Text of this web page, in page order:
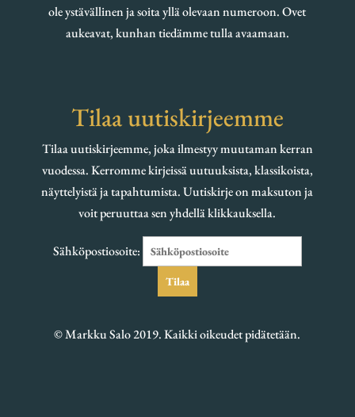
ole ystävällinen ja soita yllä olevaan numeroon. Ovet
aukeavat, kunhan tiedämme tulla avaamaan.
Tilaa uutiskirjeemme
Tilaa uutiskirjeemme, joka ilmestyy muutaman kerran
vuodessa. Kerromme kirjeissä uutuuksista, klassikoista,
näyttelyistä ja tapahtumista. Uutiskirje on maksuton ja
voit peruuttaa sen yhdellä klikkauksella.
Sähköpostiosoite:
© Markku Salo 2019. Kaikki oikeudet pidätetään.